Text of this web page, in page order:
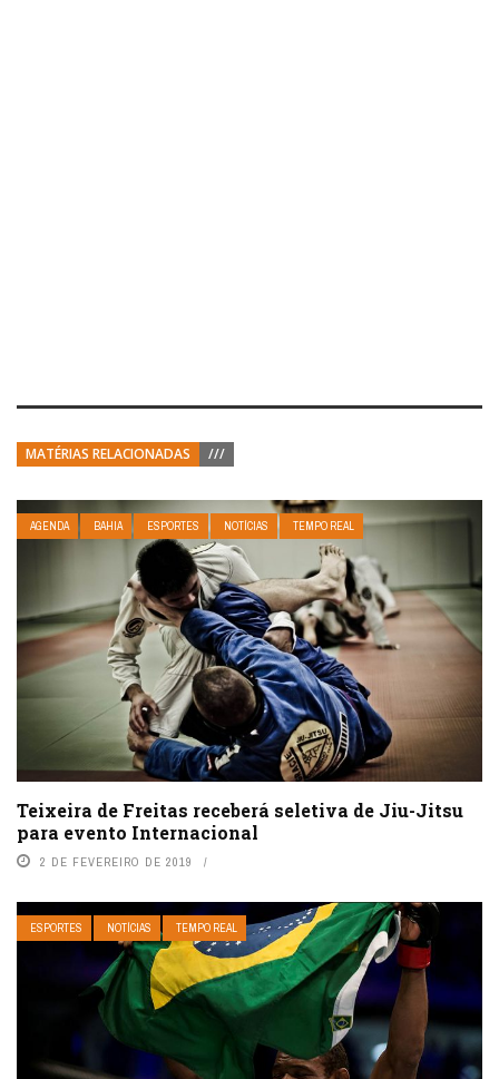
MATÉRIAS RELACIONADAS ///
AGENDA BAHIA ESPORTES NOTÍCIAS TEMPO REAL
Teixeira de Freitas receberá seletiva de Jiu-Jitsu
para evento Internacional
2 DE FEVEREIRO DE 2019
ESPORTES NOTÍCIAS TEMPO REAL